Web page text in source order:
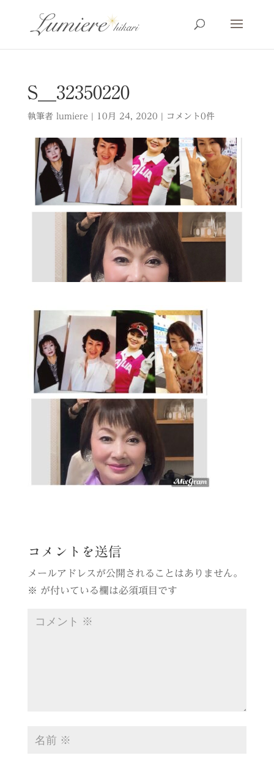
S__32350220
執筆者 lumiere 10月 24, 2020 コメント0件
コメントを送信
メールアドレスが公開されることはありません。
※ が付いている欄は必須項目です